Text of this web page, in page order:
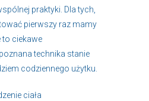
praktyki. Dla tych,
pierwszy raz mamy
to ciekawe
technika stanie
codziennego użytku.
ciała